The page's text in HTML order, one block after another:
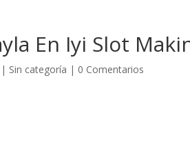
En Iyi Slot
| Sin categoría | 0 Comentarios